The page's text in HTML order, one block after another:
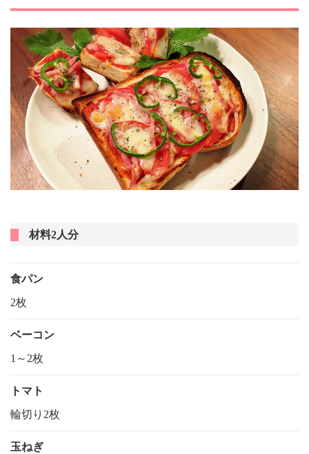
材料2人分
食パン
2枚
ベーコン
1～2枚
トマト
輪切り2枚
玉ねぎ